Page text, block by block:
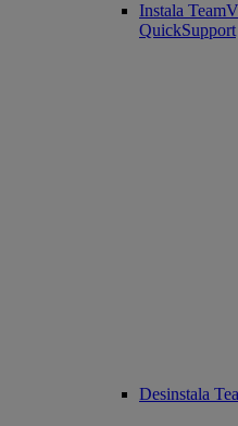
Instala
QuickSupport
Desinstala